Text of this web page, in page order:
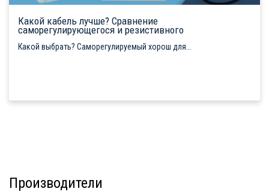
Какой кабель лучше? Сравнение
саморегулирующегося и резистивного
Какой выбрать? Саморегулируемый хорош для...
Производители